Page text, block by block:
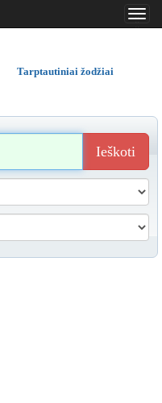
..
..
Tarptautiniai žodžiai
Ieškoti